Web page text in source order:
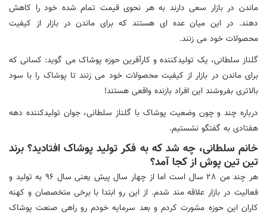
ماندن در بازار سعی دارند به هر نحوی قیمت تمام شده خود را کاهش
دهند. در این میان عده ای هستند که برای ماندن در بازار از کیفیت
محصولات خود می زنند.
گلناز سلطانی، یک تولیدکننده و کارآفرین حوزه پوشاک می گوید: کسانی که
برای ماندن در بازار از کیفیت محصولات خود می زنند تا پوشاک را با سود
بالاتری بفروشند این افراد بازنده واقعی هستند!
درباره چند و چون وضعیت پوشاک با گلناز سلطانی، جوان تولیدکننده دهه
هفتادی به گفتگو نشستیم.
خانم سلطانی، چه شد که به فکر تولید پوشاک افتادید؟ برند
تین تین پوش از کجا آمد؟
هر چند من 28 سال است اما از چهار سال پیش یعنی سال 96 به تولید و
فعالیت در بازار علاقه مند شدم. از این رو ابتدا با برخی متخصصان و کهنه
کاران این حوزه مشورت کردم و بعد سرمایه خودم رو راهی صنعت پوشاک